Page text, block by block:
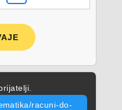
racuni-do-